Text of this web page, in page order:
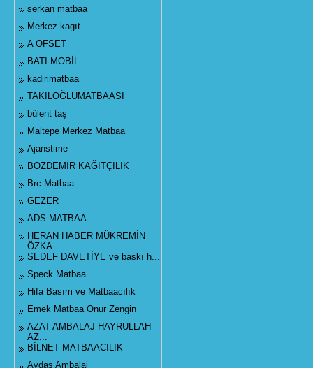
serkan matbaa
Merkez kagıt
A OFSET
BATI MOBİL
kadirimatbaa
TAKILOĞLUMATBAASI
bülent taş
Maltepe Merkez Matbaa
Ajanstime
BOZDEMİR KAĞITÇILIK
Brc Matbaa
GEZER
ADS MATBAA
HERAN HABER MÜKREMİN
ÖZKA...
SEDEF DAVETİYE ve baskı h...
Speck Matbaa
Hifa Basım ve Matbaacılık
Emek Matbaa Onur Zengin
AZAT AMBALAJ HAYRULLAH
AZ...
BİLNET MATBAACILIK
Aydaş Ambalaj